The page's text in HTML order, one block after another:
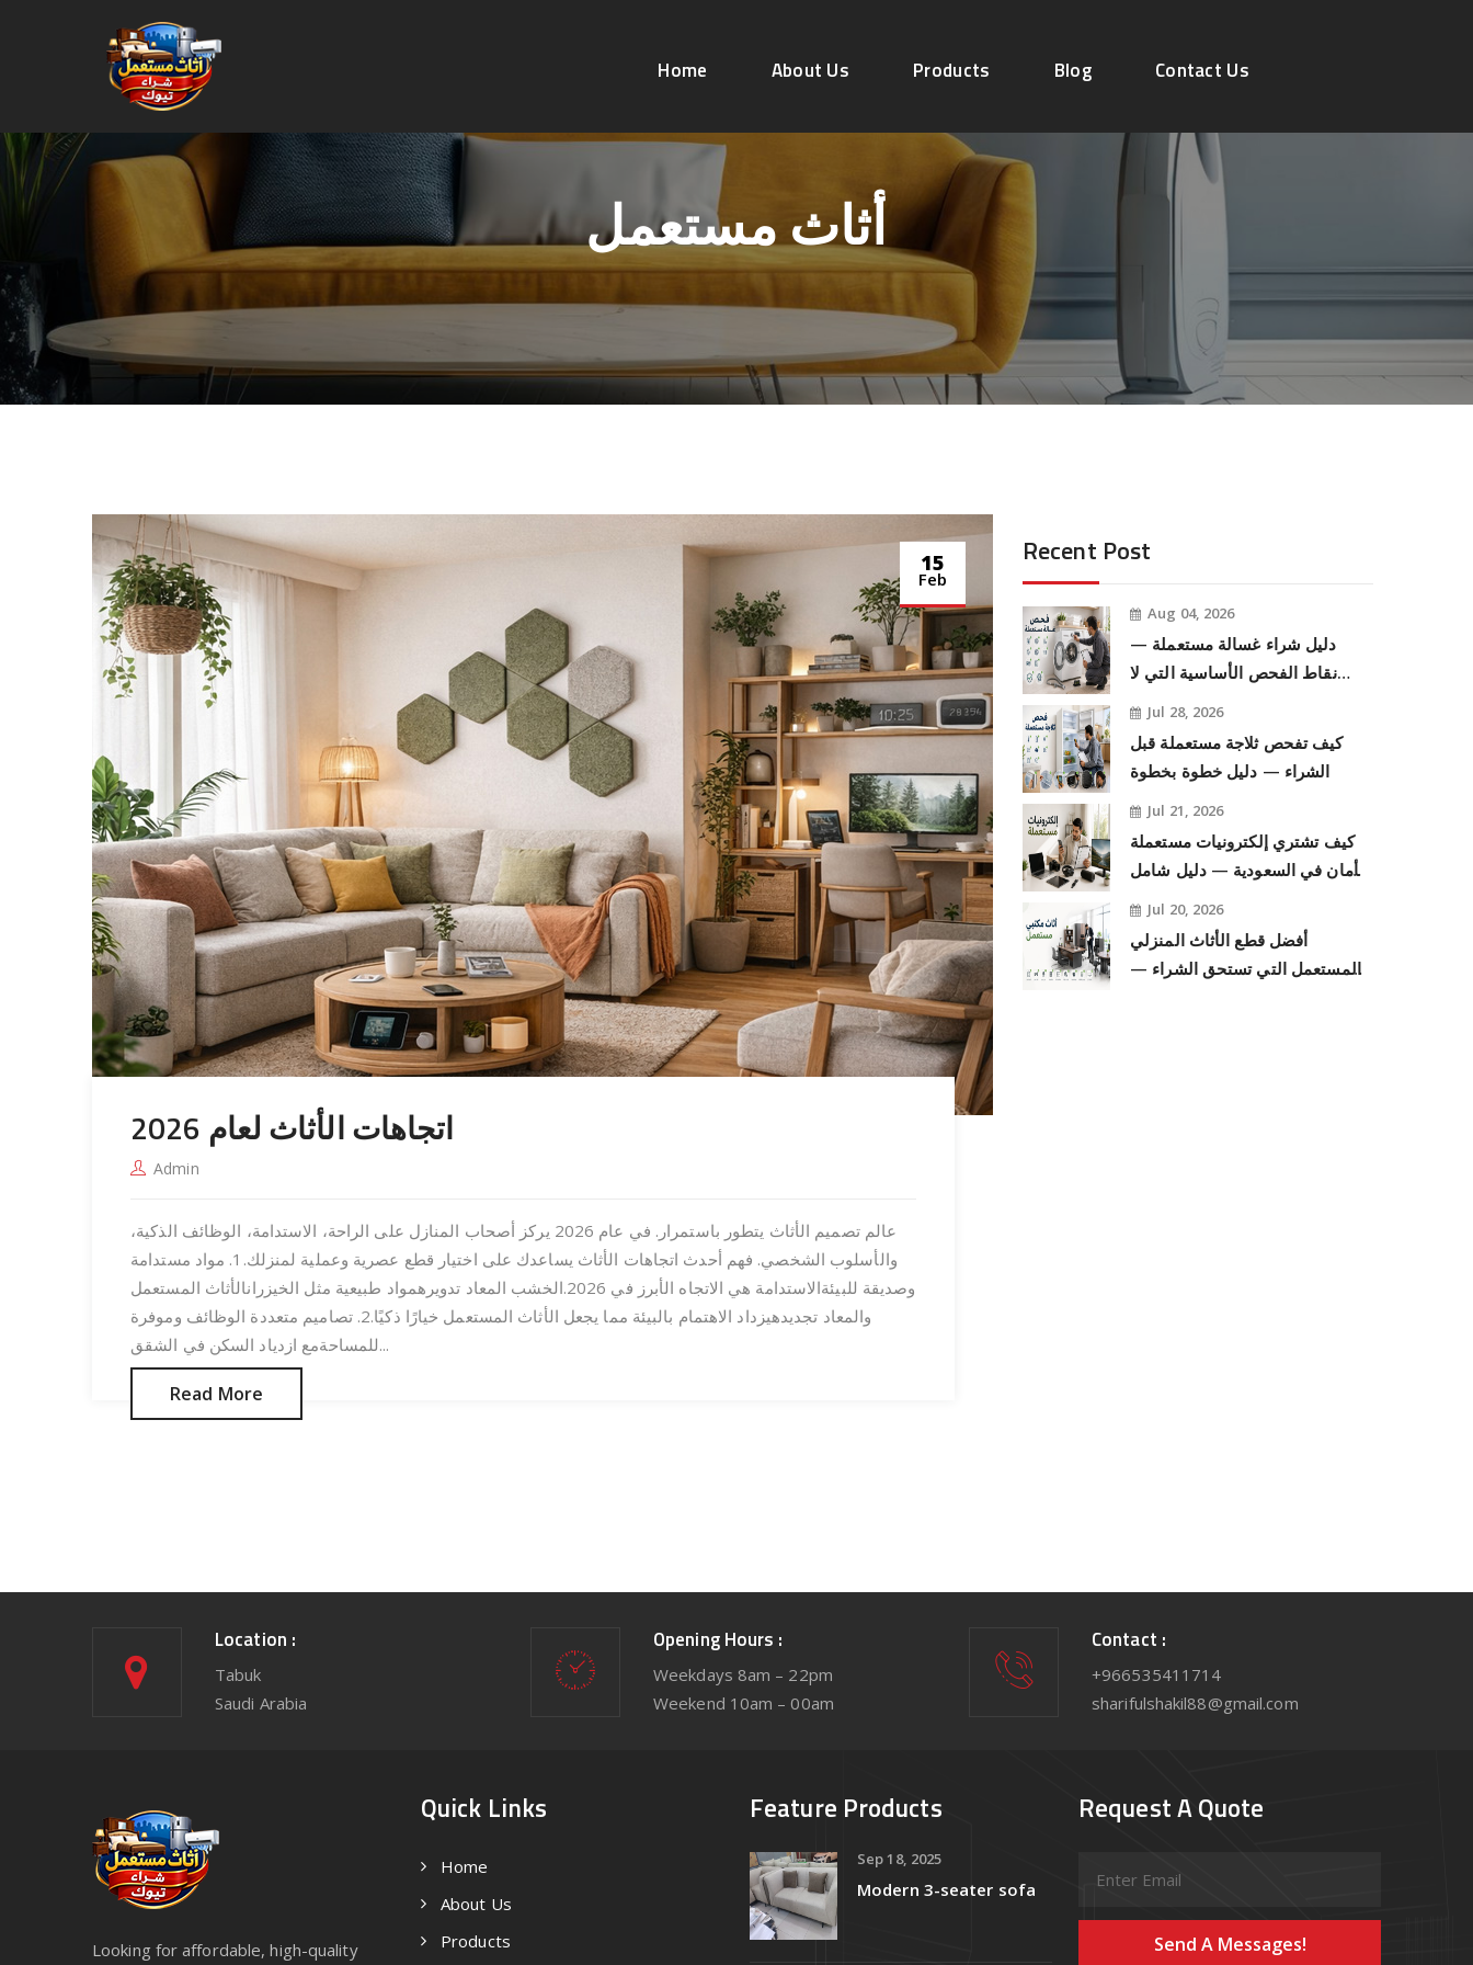
Home About Us Products Blog Contact Us
أثاث مستعمل
Home / أثاث مستعمل
15
Feb
اتجاهات الأثاث لعام 2026
Admin
عالم تصميم الأثاث يتطور باستمرار. في عام 2026 يركز أصحاب المنازل على الراحة، الاستدامة، الوظائف الذكية،
والأسلوب الشخصي. فهم أحدث اتجاهات الأثاث يساعدك على اختيار قطع عصرية وعملية لمنزلك.1. مواد مستدامة
وصديقة للبيئةالاستدامة هي الاتجاه الأبرز في 2026.الخشب المعاد تدويرهمواد طبيعية مثل الخيزرانالأثاث المستعمل
والمعاد تجديدهيزداد الاهتمام بالبيئة مما يجعل الأثاث المستعمل خيارًا ذكيًا.2. تصاميم متعددة الوظائف وموفرة
للمساحةمع ازدياد السكن في الشقق...
Read More
Recent Post
Aug 04, 2026
دليل شراء غسالة مستعملة —
نقاط الفحص الأساسية التي لا
تتجاهلها
Jul 28, 2026
كيف تفحص ثلاجة مستعملة قبل
الشراء — دليل خطوة بخطوة
Jul 21, 2026
كيف تشتري إلكترونيات مستعملة
بأمان في السعودية — دليل شامل
للمشتري الذكي
Jul 20, 2026
أفضل قطع الأثاث المنزلي
المستعمل التي تستحق الشراء —
Location :
Tabuk
Saudi Arabia
Opening Hours :
Weekdays 8am – 22pm
Weekend 10am – 00am
Contact :
+966535411714
sharifulshakil88@gmail.com
Looking for affordable, high-quality
Quick Links
Home
About Us
Products
Feature Products
Sep 18, 2025
Modern 3-seater sofa
Request A Quote
Send A Messages!